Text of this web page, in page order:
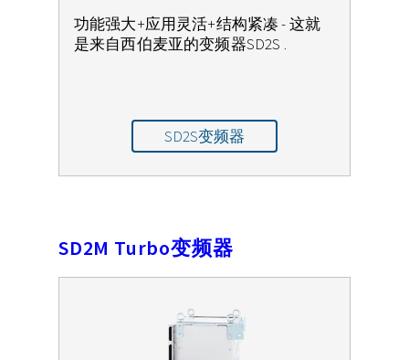
功能强大+应用灵活+结构紧凑 - 这就
是来自西伯麦亚的变频器SD2S .
SD2S变频器
SD2M Turbo变频器